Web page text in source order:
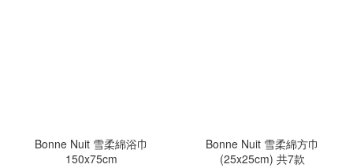
Bonne Nuit 雪柔綿浴巾
150x75cm
Bonne Nuit 雪柔綿方巾
(25x25cm) 共7款